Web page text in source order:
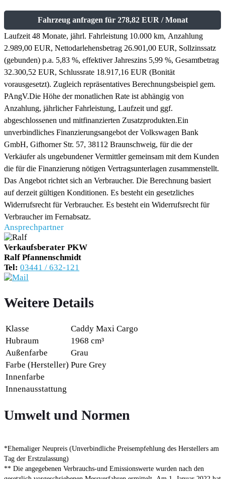
Fahrzeug anfragen für 278,82 EUR / Monat
Laufzeit 48 Monate, jährl. Fahrleistung 10.000 km, Anzahlung
2.989,00 EUR, Nettodarlehensbetrag 26.901,00 EUR, Sollzinssatz
(gebunden) p.a. 5,83 %, effektiver Jahreszins 5,99 %, Gesamtbetrag
32.300,52 EUR, Schlussrate 18.917,16 EUR (Bonität
vorausgesetzt). Zugleich repräsentatives Berechnungsbeispiel gem.
PAngV.Die Höhe der monatlichen Rate ist abhängig von
Anzahlung, jährlicher Fahrleistung, Laufzeit und ggf.
abgeschlossenen und mitfinanzierten Zusatzprodukten.Ein
unverbindliches Finanzierungsangebot der Volkswagen Bank
GmbH, Gifhorner Str. 57, 38112 Braunschweig, für die der
Verkäufer als ungebundener Vermittler gemeinsam mit dem Kunden
die für die Finanzierung nötigen Vertragsunterlagen zusammenstellt.
Das Angebot richtet sich an Verbraucher. Die Berechnung basiert
auf derzeit gültigen Konditionen. Es besteht ein gesetzliches
Widerrufsrecht für Verbraucher. Es besteht ein Widerrufsrecht für
Verbraucher im Fernabsatz.
Ansprechpartner
Verkaufsberater PKW
Ralf Pfannenschmidt
Tel: 03441 / 632-121
Weitere Details
Klasse
Caddy Maxi Cargo
Hubraum
1968 cm³
Außenfarbe
Grau
Farbe (Hersteller) Pure Grey
Innenfarbe
Innenausstattung
Umwelt und Normen
*Ehemaliger Neupreis (Unverbindliche Preisempfehlung des Herstellers am
Tag der Erstzulassung)
** Die angegebenen Verbrauchs-und Emissionswerte wurden nach den